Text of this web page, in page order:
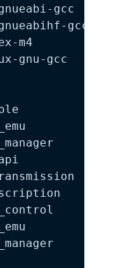
gcc
gcc
m4
gnu-gcc